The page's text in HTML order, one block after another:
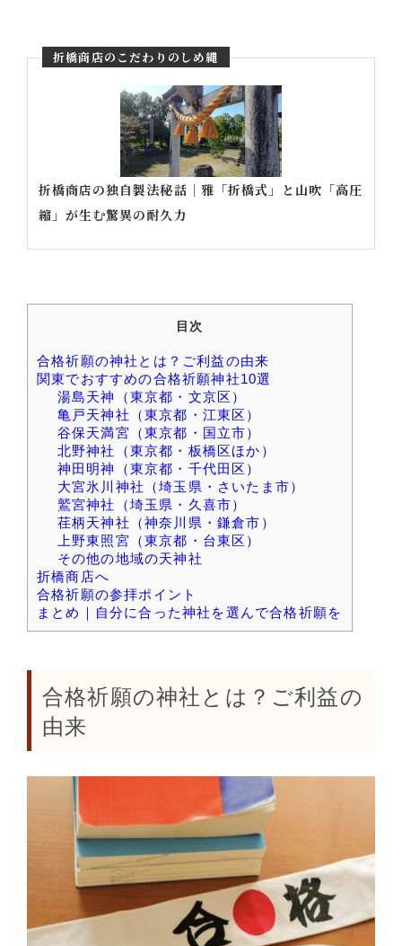
折橋商店のこだわりのしめ縄
折橋商店の独自製法秘話｜雅「折橋式」と山吹「高圧
縮」が生む驚異の耐久力
目次
合格祈願の神社とは？ご利益の由来
関東でおすすめの合格祈願神社10選
湯島天神（東京都・文京区）
亀戸天神社（東京都・江東区）
谷保天満宮（東京都・国立市）
北野神社（東京都・板橋区ほか）
神田明神（東京都・千代田区）
大宮氷川神社（埼玉県・さいたま市）
鷲宮神社（埼玉県・久喜市）
荏柄天神社（神奈川県・鎌倉市）
上野東照宮（東京都・台東区）
その他の地域の天神社
折橋商店へ
合格祈願の参拝ポイント
まとめ｜自分に合った神社を選んで合格祈願を
合格祈願の神社とは？ご利益の
由来